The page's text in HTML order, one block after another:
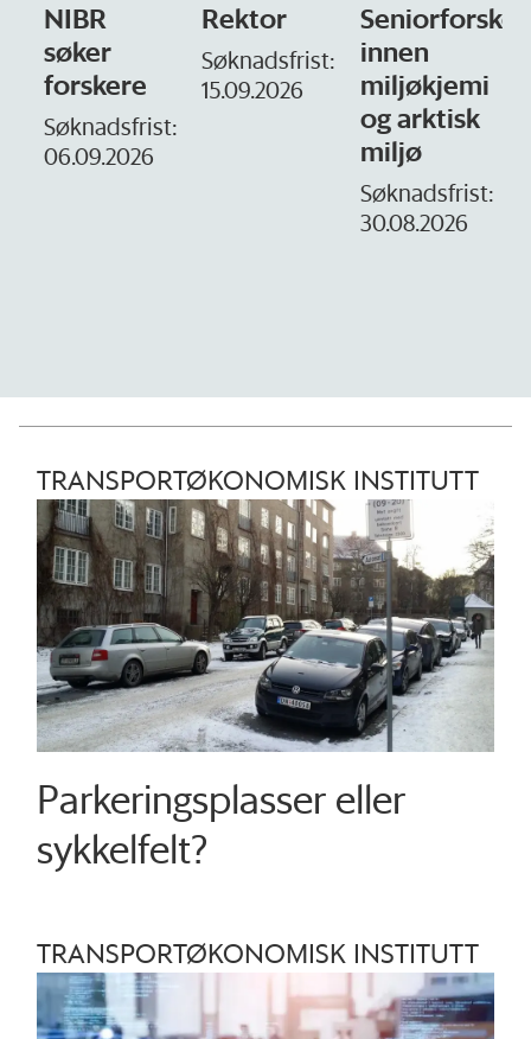
NIBR
søker
forskere
Søknadsfrist:
06.09.2026
Rektor
Søknadsfrist:
15.09.2026
Seniorforsker
innen
miljøkjemi
og arktisk
miljø
Søknadsfrist:
30.08.2026
TRANSPORTØKONOMISK INSTITUTT
Parkeringsplasser eller
sykkelfelt?
TRANSPORTØKONOMISK INSTITUTT